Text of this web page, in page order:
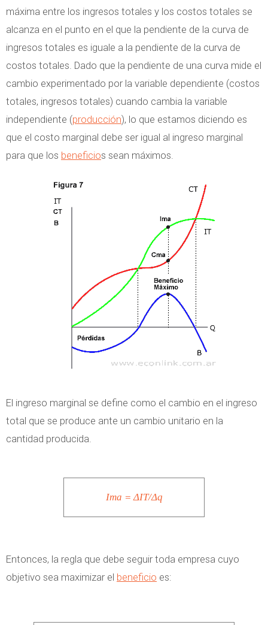
máxima entre los ingresos totales y los costos totales se
alcanza en el punto en el que la pendiente de la curva de
ingresos totales es iguale a la pendiente de la curva de
costos totales. Dado que la pendiente de una curva mide el
cambio experimentado por la variable dependiente (costos
totales, ingresos totales) cuando cambia la variable
independiente (producción), lo que estamos diciendo es
que el costo marginal debe ser igual al ingreso marginal
para que los beneficios sean máximos.
El ingreso marginal se define como el cambio en el ingreso
total que se produce ante un cambio unitario en la
cantidad producida.
Ima = ΔIT/Δq
Entonces, la regla que debe seguir toda empresa cuyo
objetivo sea maximizar el beneficio es: